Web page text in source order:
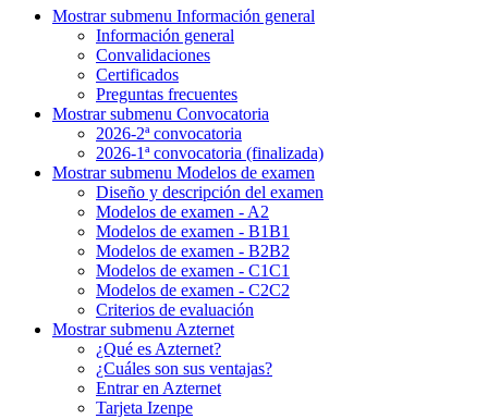
Mostrar submenu Información general
Información general
Convalidaciones
Certificados
Preguntas frecuentes
Mostrar submenu Convocatoria
2026-2ª convocatoria
2026-1ª convocatoria (finalizada)
Mostrar submenu Modelos de examen
Diseño y descripción del examen
Modelos de examen - A2
Modelos de examen - B1B1
Modelos de examen - B2B2
Modelos de examen - C1C1
Modelos de examen - C2C2
Criterios de evaluación
Mostrar submenu Azternet
¿Qué es Azternet?
¿Cuáles son sus ventajas?
Entrar en Azternet
Tarjeta Izenpe